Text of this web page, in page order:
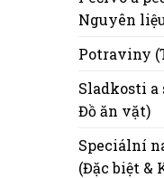
Nguyên
Potraviny
Sladkosti a
Đồ ăn vặt)
Speciální
(Đặc biệt &